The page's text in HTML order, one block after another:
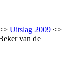
Uitslag 2009 <>
van de